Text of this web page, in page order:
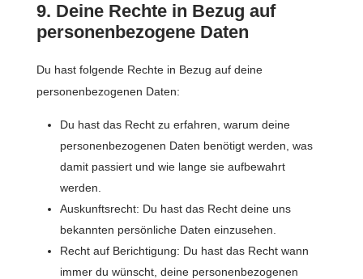
9. Deine Rechte in Bezug auf
personenbezogene Daten
Du hast folgende Rechte in Bezug auf deine
personenbezogenen Daten:
Du hast das Recht zu erfahren, warum deine
personenbezogenen Daten benötigt werden, was
damit passiert und wie lange sie aufbewahrt
werden.
Auskunftsrecht: Du hast das Recht deine uns
bekannten persönliche Daten einzusehen.
Recht auf Berichtigung: Du hast das Recht wann
immer du wünscht, deine personenbezogenen